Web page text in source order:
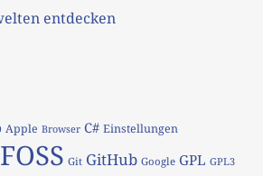
entdecken
Apple Browser C# Einstellungen
FOSS Git GitHub Google GPL GPL3